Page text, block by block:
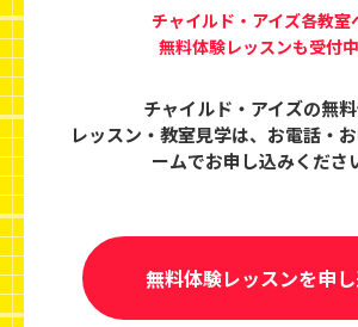
チャイルド・アイズ各教室
無料体験レッスンも受付中
チャイルド・アイズの無
レッスン・教室見学は、 お電話・
ームでお申し込みくださ
無料体験レッスンを申